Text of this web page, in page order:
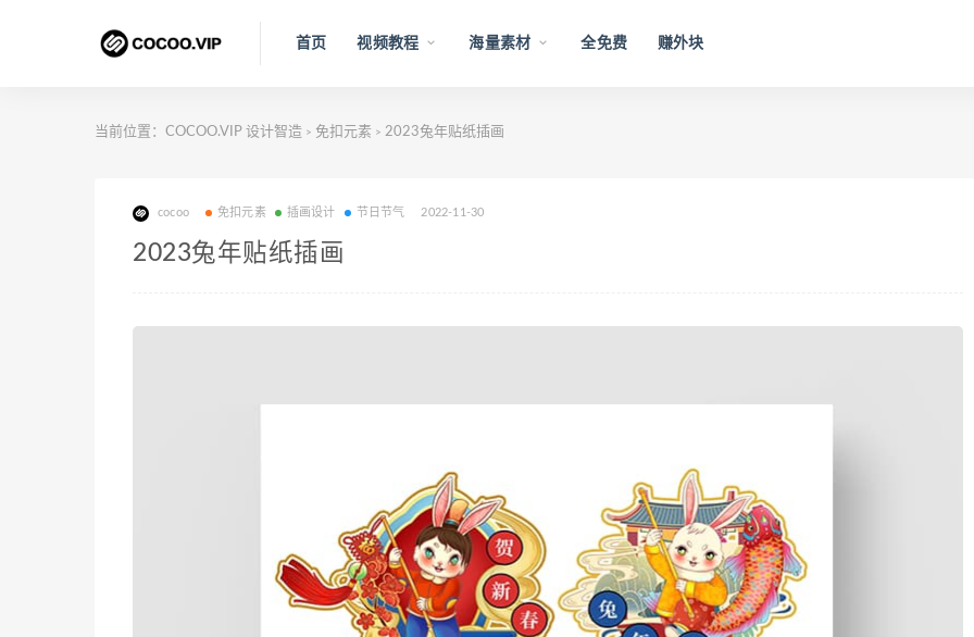
首页 视频教程 海量素材 全免费 赚外块
当前位置： COCOO.VIP 设计智造 > 免扣元素 > 2023兔年贴纸插画
cocoo 免扣元素 插画设计 节日节气 2022-11-30
2023兔年贴纸插画